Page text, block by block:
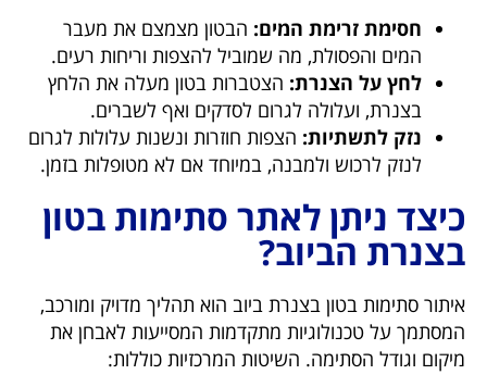
חסימת זרימת המים: הבטון מצמצם את מעבר
המים והפסולת, מה שמוביל להצפות וריחות רעים.
לחץ על הצנרת: הצטברות בטון מעלה את הלחץ
בצנרת, ועלולה לגרום לסדקים ואף לשברים.
נזק לתשתיות: הצפות חוזרות ונשנות עלולות לגרום
לנזק לרכוש ולמבנה, במיוחד אם לא מטופלות בזמן.
כיצד ניתן לאתר סתימות בטון
בצנרת הביוב?
איתור סתימות בטון בצנרת ביוב הוא תהליך מדויק ומורכב,
המסתמך על טכנולוגיות מתקדמות המסייעות לאבחן את
מיקום וגודל הסתימה. השיטות המרכזיות כוללות: